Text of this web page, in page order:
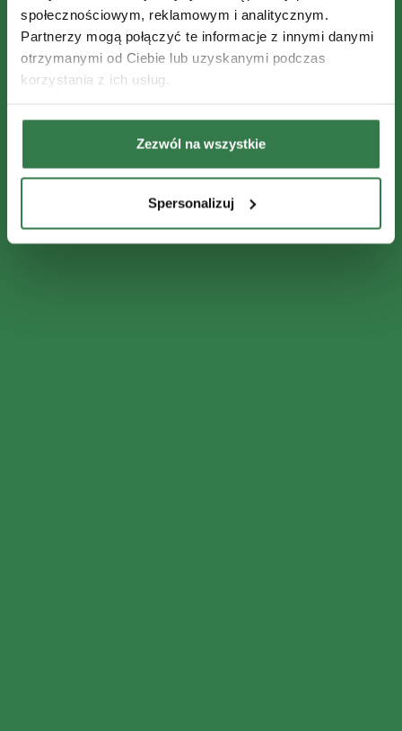
społecznościowym, reklamowym i analitycznym.
Partnerzy mogą połączyć te informacje z innymi danymi
otrzymanymi od Ciebie lub uzyskanymi podczas
korzystania z ich usług.
Zezwól na wszystkie
Spersonalizuj